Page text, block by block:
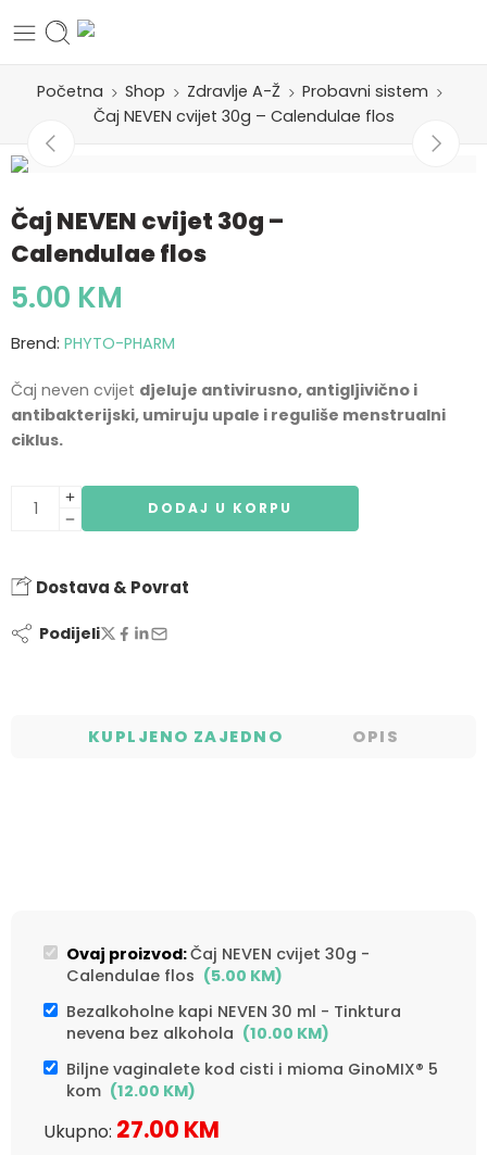
Početna Shop Zdravlje A-Ž
Probavni sistem
Čaj NEVEN cvijet 30g – Calendulae flos
Čaj NEVEN cvijet 30g –
Calendulae flos
5.00 KM
Brend: PHYTO-PHARM
Čaj neven cvijet djeluje antivirusno, antigljivično i
antibakterijski, umiruju upale i reguliše menstrualni
ciklus.
DODAJ U KORPU
Dostava & Povrat
Podijeli
KUPLJENO ZAJEDNO OPIS
Ovaj proizvod:Čaj NEVEN cvijet 30g -
Calendulae flos (5.00 KM)
Bezalkoholne kapi NEVEN 30 ml - Tinktura
nevena bez alkohola (10.00 KM)
Biljne vaginalete kod cisti i mioma GinoMIX® 5
kom (12.00 KM)
Ukupno: 27.00 KM